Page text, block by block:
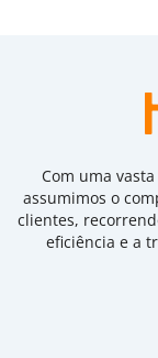
Com uma
assumimos o
clientes,
eficiência e a